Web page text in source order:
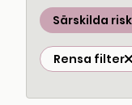
Särskilda
Rensa filter